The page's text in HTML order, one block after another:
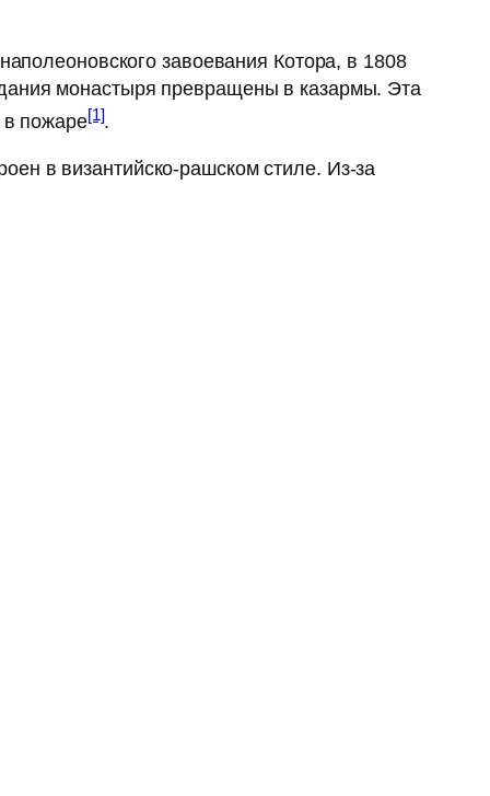
завоевания Котора, в 1808
монастыря превращены в казармы. Эта
в пожаре[1].
в византийско-рашском стиле. Из-за